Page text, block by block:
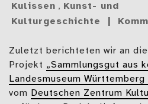
Kulissen , Kunst- und
Kulturgeschichte
Zuletzt berichteten wir an
Projekt „Sammlungsgut aus
Landesmuseum
vom Deutschen Zentrum